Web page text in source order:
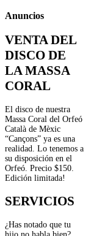
Anuncios
VENTA DEL
DISCO DE
LA MASSA
CORAL
El disco de nuestra
Massa Coral del Orfeó
Català de Mèxic
“Cançons” ya es una
realidad. Lo tenemos a
su disposición en el
Orfeó. Precio $150.
Edición limitada!
SERVICIOS
¿Has notado que tu